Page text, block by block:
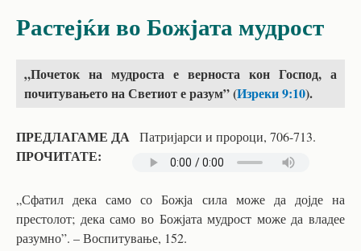
Растејќи во Божјата мудрост
„Почеток на мудроста е верноста кон Господ, а
почитувањето на Светиот е разум” (Изреки 9:10).
ПРЕДЛАГАМЕ ДА
ПРОЧИТАТЕ:
Патријарси и пророци, 706-713.
„Сфатил дека само со Божја сила може да дојде на
престолот; дека само во Божјата мудрост може да владее
разумно”. – Воспитување, 152.